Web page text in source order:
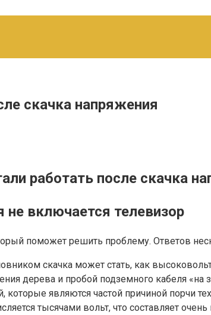
скачка напряжения
работать после скачка
включается телевизор
поможет решить проблему. Ответов
скачка может стать, как
дерева и пробой подземного кабеля «на
являются частой причиной порчи
тысячами вольт, что составляет